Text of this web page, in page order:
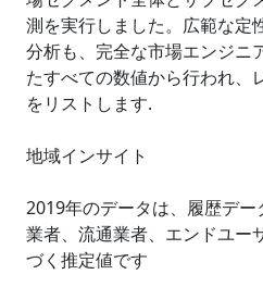
測を実行しました。広範な定
分析も、完全な市場エンジニ
たすべての数値から行われ、
をリストします.
地域インサイト
2019年のデータは、履歴デ
業者、流通業者、エンドユー
づく推定値です